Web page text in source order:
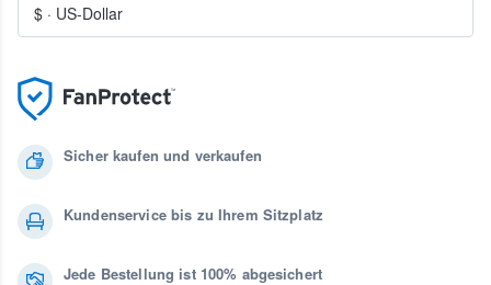
Sicher kaufen und verkaufen
Kundenservice bis zu Ihrem Sitzplatz
Jede Bestellung ist 100% abgesichert
$ · US-Dollar